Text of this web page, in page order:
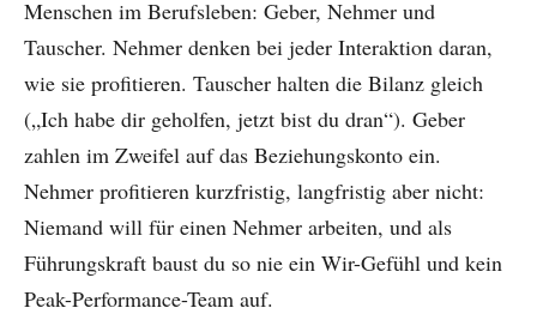
Menschen im Berufsleben: Geber, Nehmer und
Tauscher. Nehmer denken bei jeder Interaktion daran,
wie sie profitieren. Tauscher halten die Bilanz gleich
(„Ich habe dir geholfen, jetzt bist du dran“). Geber
zahlen im Zweifel auf das Beziehungskonto ein.
Nehmer profitieren kurzfristig, langfristig aber nicht:
Niemand will für einen Nehmer arbeiten, und als
Führungskraft baust du so nie ein Wir-Gefühl und kein
Peak-Performance-Team auf.